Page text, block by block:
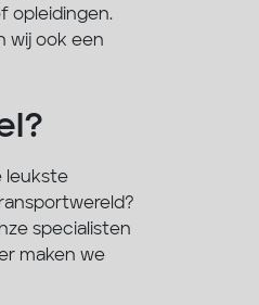
opleidingen.
wij ook een
leukste
specialisten
maken we